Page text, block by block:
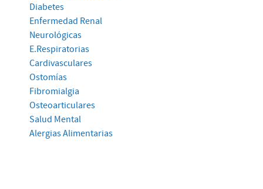
Diabetes
Enfermedad Renal
Neurológicas
E.Respiratorias
Cardivasculares
Ostomías
Fibromialgia
Osteoarticulares
Salud Mental
Alergias Alimentarias